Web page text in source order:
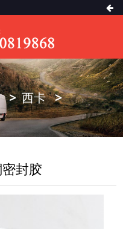
西卡
封胶